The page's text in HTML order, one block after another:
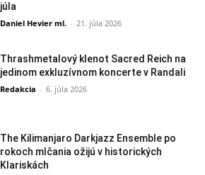
júla
Daniel Hevier ml. - 21. júla 2026
Thrashmetalový klenot Sacred Reich na
jedinom exkluzívnom koncerte v Randali
Redakcia - 6. júla 2026
The Kilimanjaro Darkjazz Ensemble po
rokoch mlčania ožijú v historických
Klariskách